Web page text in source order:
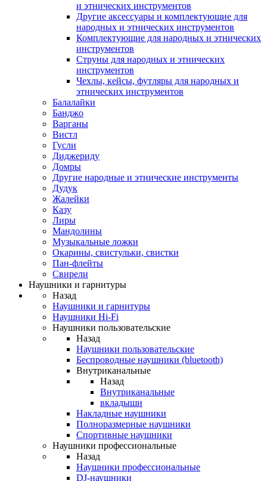
и этнических инструментов
Другие аксессуары и комплектующие для
народных и этнических инструментов
Комплектующие для народных и этнических
инструментов
Струны для народных и этнических
инструментов
Чехлы, кейсы, футляры для народных и
этнических инструментов
Балалайки
Банджо
Варганы
Вистл
Гусли
Диджериду
Домры
Другие народные и этнические инструменты
Дудук
Жалейки
Казу
Лиры
Мандолины
Музыкальные ложки
Окарины, свистульки, свистки
Пан-флейты
Свирели
Наушники и гарнитуры
Назад
Наушники и гарнитуры
Наушники Hi-Fi
Наушники пользовательские
Назад
Наушники пользовательские
Беспроводные наушники (bluetooth)
Внутриканальные
Назад
Внутриканальные
вкладыши
Накладные наушники
Полноразмерные наушники
Спортивные наушники
Наушники профессиональные
Назад
Наушники профессиональные
DJ-наушники